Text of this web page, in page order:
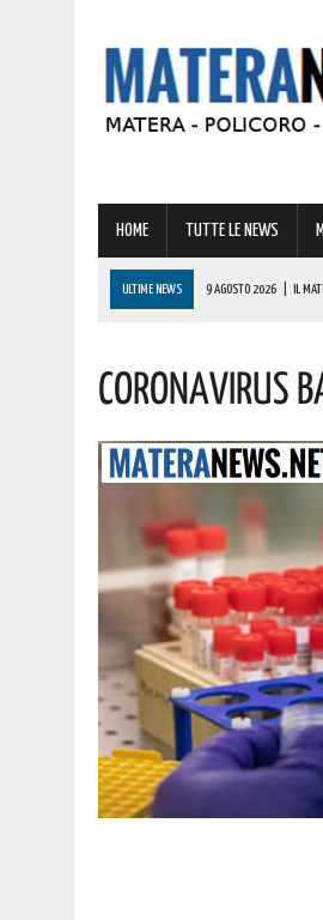
HOME TUTTE LE NEWS
ULTIME NEWS 9 AGOSTO 2026 IL
9 AGOSTO 2026 MONDI LUCANI,
COMPLIMENTI
9 AGOSTO 2026 | MASTANTUONO SBARCA
Coronavirus